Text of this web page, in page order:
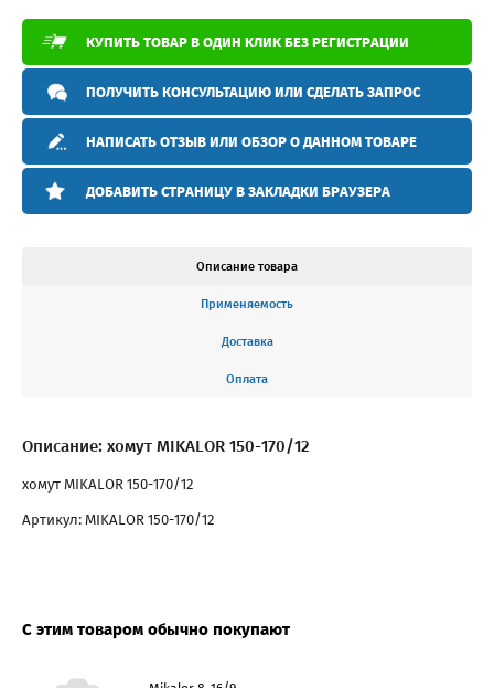
КУПИТЬ ТОВАР В ОДИН КЛИК БЕЗ РЕГИСТРАЦИИ
ПОЛУЧИТЬ КОНСУЛЬТАЦИЮ ИЛИ СДЕЛАТЬ ЗАПРОС
НАПИСАТЬ ОТЗЫВ ИЛИ ОБЗОР О ДАННОМ ТОВАРЕ
ДОБАВИТЬ СТРАНИЦУ В ЗАКЛАДКИ БРАУЗЕРА
Описание товара
Применяемость
Доставка
Оплата
Описание: хомут MIKALOR 150-170/12
хомут MIKALOR 150-170/12
Артикул: MIKALOR 150-170/12
С этим товаром обычно покупают